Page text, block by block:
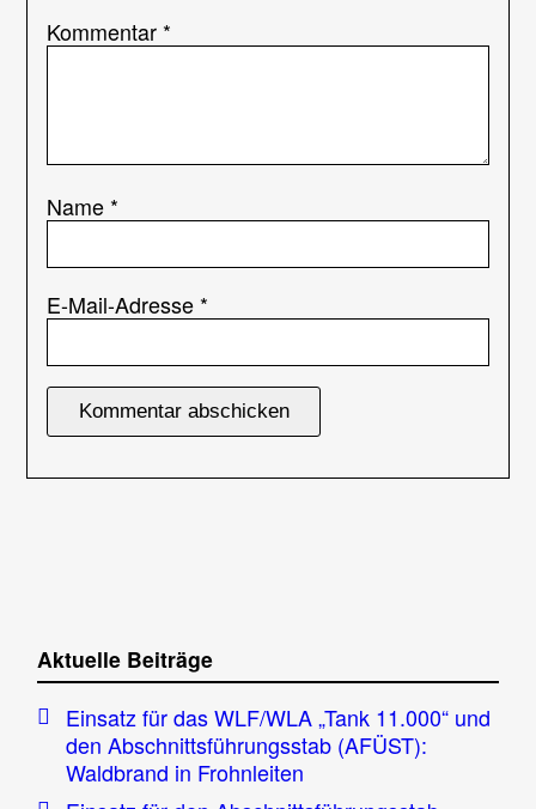
Kommentar *
Name *
E-Mail-Adresse *
Aktuelle Beiträge
Einsatz für das WLF/WLA „Tank 11.000“ und
den Abschnittsführungsstab (AFÜST):
Waldbrand in Frohnleiten